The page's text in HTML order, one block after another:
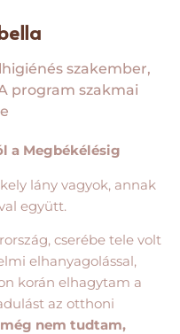
szakember,
program szakmai
a Megbékélésig
lány vagyok, annak
együtt.
cserébe tele volt
elhanyagolással,
korán elhagytam a
az otthoni
nem tudtam,